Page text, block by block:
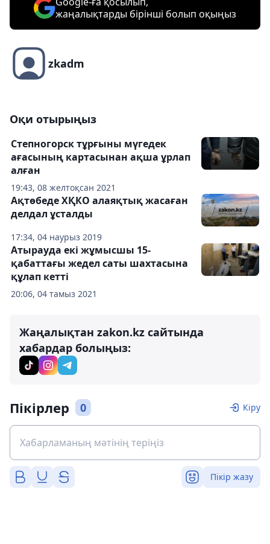
жаңалықтарды бірінші болып оқыңыз
zkadm
Оқи отырыңыз
19:43, 08 желтоқсан 2021
Степногорск тұрғыны мүгедек
ағасының картасынан ақша ұрлап
алған
17:34, 04 наурыз 2019
Ақтөбеде ХҚКО алаяқтық жасаған
делдал ұсталды
20:06, 04 тамыз 2021
Атырауда екі жұмысшы 15-
қабаттағы жедел саты шахтасына
құлап кетті
Жаңалықтан zakon.kz сайтында
хабардар болыңыз:
Пікірлер 0 Кіру
Пікір жазу